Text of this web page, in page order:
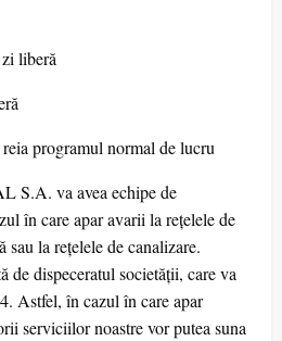
liberă
programul normal de lucru
S.A. va avea echipe de
în care apar avarii la rețelele de
sau la rețelele de canalizare.
de dispeceratul societății, care va
Astfel, în cazul în care apar
serviciilor noastre vor putea suna